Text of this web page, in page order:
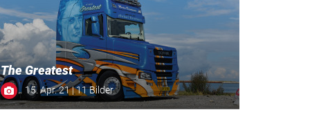
The Greatest
15. Apr. 21 | 11 Bilder